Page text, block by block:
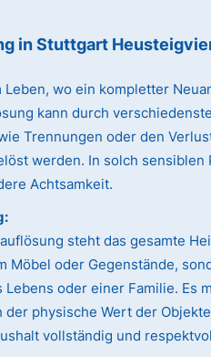
in Stuttgart
Leben, wo ein kompletter
kann durch verschiedenste
Trennungen oder den
werden. In solch sensiblen
Achtsamkeit.
steht das gesamte
Möbel oder Gegenstände,
Lebens oder einer Familie. Es
der physische Wert der
vollständig und